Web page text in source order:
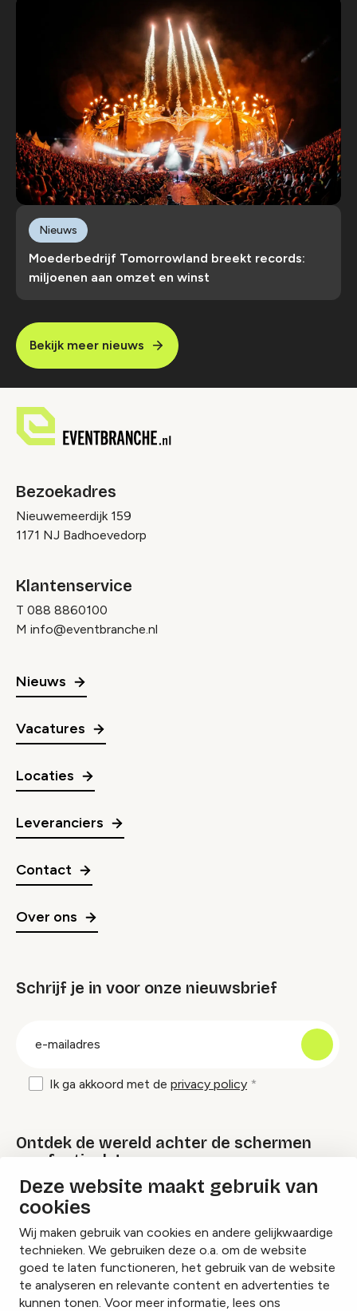
Deze website maakt gebruik van
cookies
Wij maken gebruik van cookies en andere gelijkwaardige
technieken. We gebruiken deze o.a. om de website
goed te laten functioneren, het gebruik van de website
te analyseren en relevante content en advertenties te
kunnen tonen. Voor meer informatie, lees ons
Moederbedrijf Tomorrowland breekt records:
miljoenen aan omzet en winst
Nieuws
Bekijk meer nieuws
Bezoekadres
Nieuwemeerdijk 159
1171 NJ Badhoevedorp
Klantenservice
T 088 8860100
M info@eventbranche.nl
Nieuws
Vacatures
Locaties
Leveranciers
Contact
Over ons
Schrijf je in voor onze nieuwsbrief
Ik ga akkoord met de privacy policy
Ontdek de wereld achter de schermen
van festivals!
Lees onze Festival Specials
InstagramFacebookLinkedIn